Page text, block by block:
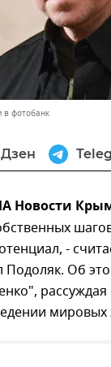
в фотобанк
Дзен
Новости
-
Об
рассуждая
мировых